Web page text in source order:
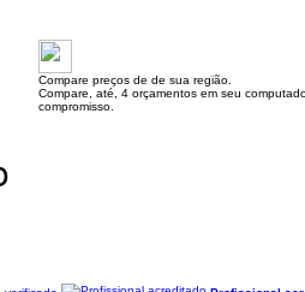
Compare preços de de sua região.
Compare, até, 4 orçamentos em seu
compromisso.